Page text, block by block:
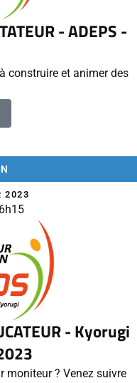
- ADEPS -
construire et animer des
2023
- Kyorugi
moniteur ? Venez suivre